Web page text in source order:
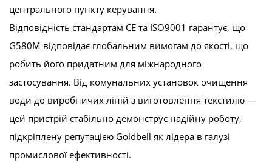
центрального пункту керування.
Відповідність стандартам CE та ISO9001 гарантує, що
G580M відповідає глобальним вимогам до якості, що
робить його придатним для міжнародного
застосування. Від комунальних установок очищення
води до виробничих ліній з виготовлення текстилю —
цей пристрій стабільно демонструє надійну роботу,
підкріплену репутацією Goldbell як лідера в галузі
промислової ефективності.